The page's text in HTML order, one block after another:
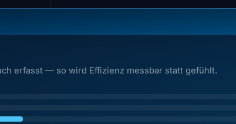
erfasst — so wird Effizienz messbar statt gefühlt.